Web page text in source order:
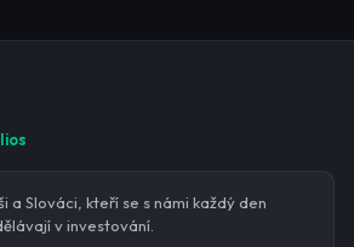
a Slováci, kteří se s námi každý den
v investování.